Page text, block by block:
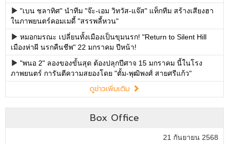
"เบน ชลาทิศ" นำทีม "จ๊ะ-เอม วิทวัส-แจ๊ส" แท็กทีม สร้างเสียงฮา
ในภาพยนตร์คอมเมดี้ "สรรพลี้หวน"
หมอกมรณะ เปลี่ยนทั้งเมืองเป็นขุมนรก! "Return to Silent Hill
เมืองห่าผี นรกคืนชีพ" 22 มกราคม ปีหน้า!
"พนอ 2" ลองของขั้นสุด ต้องปลุกปีศาจ 15 มกราคม นี้ในโรง
ภาพยนตร์ การันตีความสยองโดย "ตั้ม-พุฒิพงศ์ สายศรีแก้ว"
ดูข่าวเพิ่มเติม
Box Office
21 กันยายน 2568